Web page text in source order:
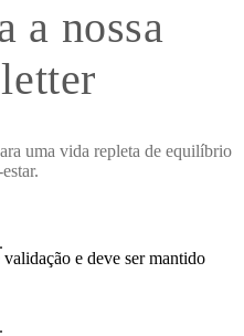
a nossa
uma vida repleta de equilíbrio
e deve ser mantido